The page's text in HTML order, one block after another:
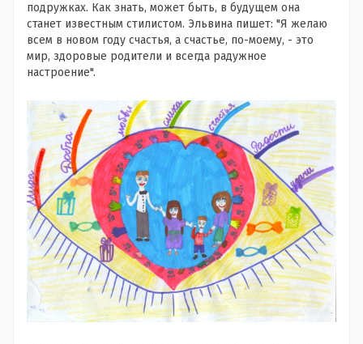
подружках. Как знать, может быть, в будущем она
станет известным стилистом. Эльвина пишет: "Я желаю
всем в новом году счастья, а счастье, по-моему, - это
мир, здоровые родители и всегда радужное
настроение".